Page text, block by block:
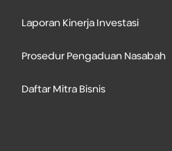
Laporan Kinerja Investasi
Prosedur Pengaduan Nasabah
Daftar Mitra Bisnis